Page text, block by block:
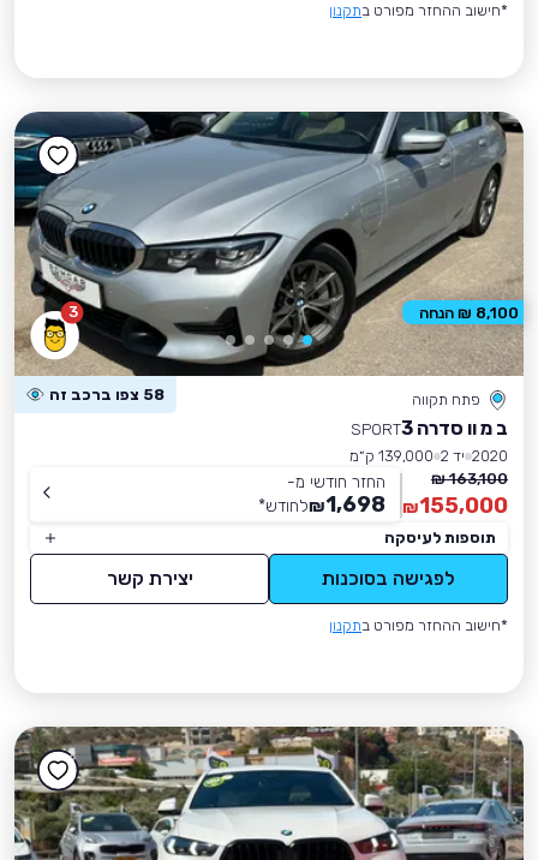
*חישוב ההחזר מפורט בתקנון
3
פתח תקווה 58 צפו ברכב זה
ב מ וו סדרה 3
SPORT
2020 יד 2
139,000 ק״מ
163,100 ₪
155,000
₪
החזר חודשי מ-
1,698
₪לחודש*
תוספות לעיסקה
לפגישה בסוכנות יצירת קשר
*חישוב ההחזר מפורט בתקנון
8,100 ₪ הנחה